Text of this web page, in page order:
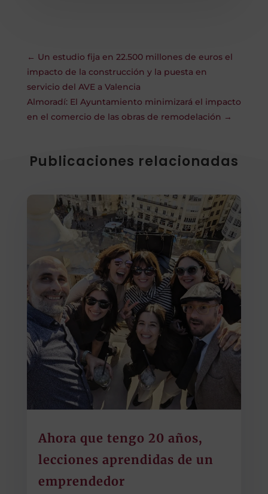
← Un estudio fija en 22.500 millones de euros el
impacto de la construcción y la puesta en
servicio del AVE a Valencia
Almoradí: El Ayuntamiento minimizará el impacto
en el comercio de las obras de remodelación →
Publicaciones relacionadas
Ahora que tengo 20 años,
lecciones aprendidas de un
emprendedor